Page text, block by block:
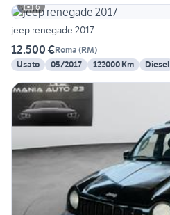
6
jeep renegade 2017
12.500 €Roma (RM)
Usato
05/2017 122000 Km Diesel